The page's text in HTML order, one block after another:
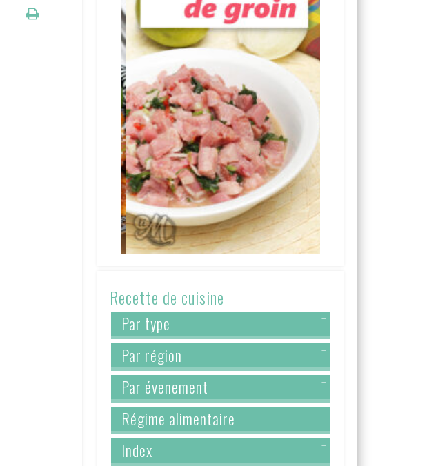
Recette de cuisine
Par type +
Par région +
Par évenement +
Régime alimentaire +
Index +